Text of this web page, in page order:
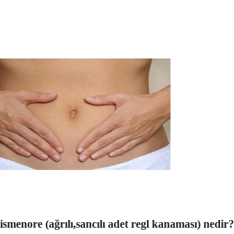
(ağrılı,sancılı adet regl kanaması) nedir?